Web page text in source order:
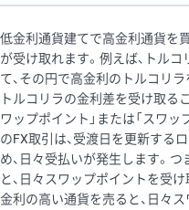
低金利通貨建てで高金利通貨を
が受け取れます。例えば、トル
て、その円で高金利のトルコリ
トルコリラの金利差を受け取る
ワップポイント」または「スワ
のFX取引は、受渡日を更新する
め、日々受払いが発生します。
と、日々スワップポイントを受
金利の高い通貨を売ると、日々